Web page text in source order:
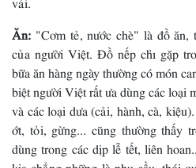
Ăn: "Cơm tẻ, nước chè" là đồ ăn,
của người Việt. Ðồ nếp chỉ gặp
bữa ăn hàng ngày thường có món
biệt người Việt rất ưa dùng các loại
và các loại dưa (cải, hành, cà,
ớt, tỏi, gừng... cũng thường thấy
dùng trong các dịp lễ tết, liên